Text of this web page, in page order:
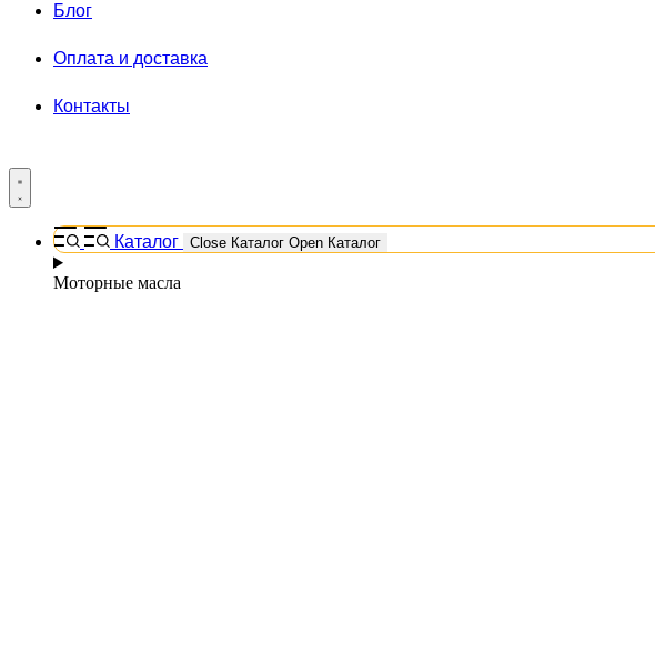
Блог
Оплата и доставка
Контакты
Каталог Close Каталог Open Каталог
Моторные масла